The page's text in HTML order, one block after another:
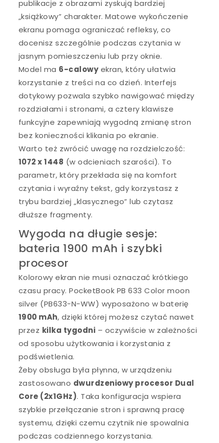
publikacje z obrazami zyskują bardziej
„książkowy” charakter. Matowe wykończenie
ekranu pomaga ograniczać refleksy, co
docenisz szczególnie podczas czytania w
jasnym pomieszczeniu lub przy oknie.
Model ma 6-calowyekran, który ułatwia
korzystanie z treści na co dzień. Interfejs
dotykowy pozwala szybko nawigować między
rozdziałami i stronami, a cztery klawisze
funkcyjne zapewniają wygodną zmianę stron
bez konieczności klikania po ekranie.
Warto też zwrócić uwagę na rozdzielczość:
1072 x 1448 (w odcieniach szarości). To
parametr, który przekłada się na komfort
czytania i wyraźny tekst, gdy korzystasz z
trybu bardziej „klasycznego” lub czytasz
dłuższe fragmenty.
Wygoda na długie sesje:
bateria 1900 mAh i szybki
procesor
Kolorowy ekran nie musi oznaczać krótkiego
czasu pracy. PocketBook PB 633 Color moon
silver (PB633-N-WW) wyposażono w baterię
1900 mAh, dzięki której możesz czytać nawet
przez kilka tygodni – oczywiście w zależności
od sposobu użytkowania i korzystania z
podświetlenia.
Żeby obsługa była płynna, w urządzeniu
zastosowano dwurdzeniowy procesor Dual
Core (2x1GHz). Taka konfiguracja wspiera
szybkie przełączanie stron i sprawną pracę
systemu, dzięki czemu czytnik nie spowalnia
podczas codziennego korzystania.